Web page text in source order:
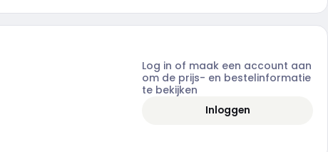
Log in of maak een account aan
om de prijs- en bestelinformatie
te bekijken
Inloggen